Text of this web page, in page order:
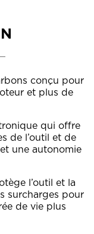
conçu pour
et plus de
qui offre
de l’outil et de
une autonomie
l’outil et la
surcharges pour
de vie plus